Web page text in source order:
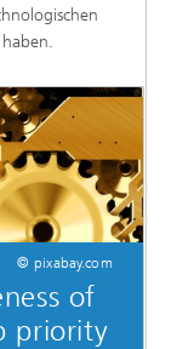
© pixabay.com
of
priority